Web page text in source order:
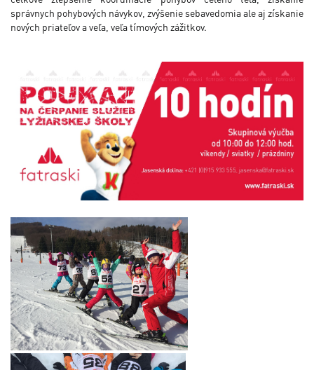
správnych pohybových návykov, zvýšenie sebavedomia ale aj získanie
nových priateľov a veľa, veľa tímových zážitkov.